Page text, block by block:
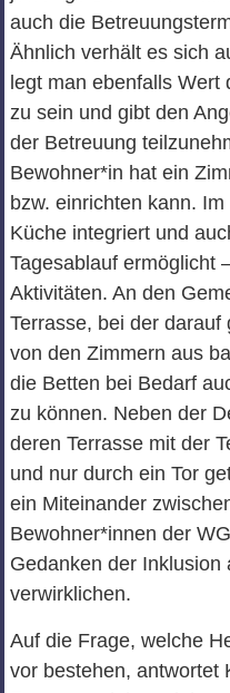
auch die
Ähnlich verhält es sich
legt man ebenfalls
zu sein und gibt den
der Betreuung
Bewohner*in hat ein
bzw. einrichten kann.
Küche integriert und
Tagesablauf ermöglicht
Aktivitäten. An den
Terrasse, bei der
von den Zimmern aus
die Betten bei Bedarf
zu können. Neben der
deren Terrasse mit der
und nur durch ein Tor
ein Miteinander
Bewohner*innen der
Gedanken der Inklusion
verwirklichen.
Auf die Frage, welche
vor bestehen, antwortet